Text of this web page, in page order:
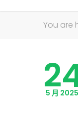
You are
5 月 2025